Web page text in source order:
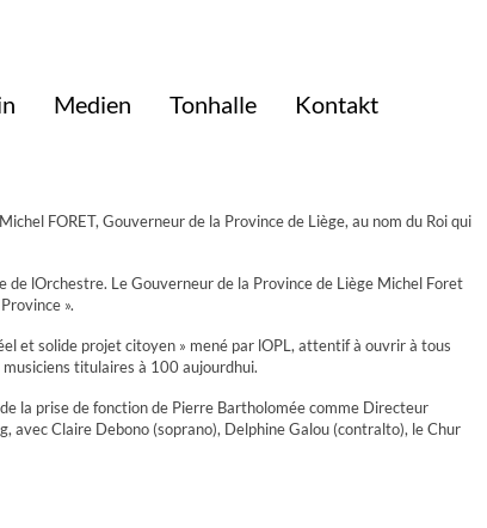
Medien Tonhalle
Kontakt
FORET, Gouverneur de la Province de Liège, au nom du Roi qui
lOrchestre. Le Gouverneur de la Province de Liège Michel Foret
».
et solide projet citoyen » mené par lOPL, attentif à ouvrir à tous
titulaires à 100 aujourdhui.
la prise de fonction de Pierre Bartholomée comme Directeur
Claire Debono (soprano), Delphine Galou (contralto), le Chur